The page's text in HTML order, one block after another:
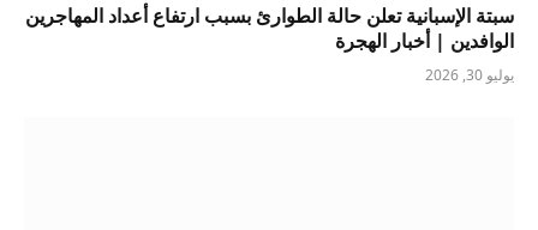
سبتة الإسبانية تعلن حالة الطوارئ بسبب ارتفاع أعداد المهاجرين
الوافدين | أخبار الهجرة
يوليو 30, 2026